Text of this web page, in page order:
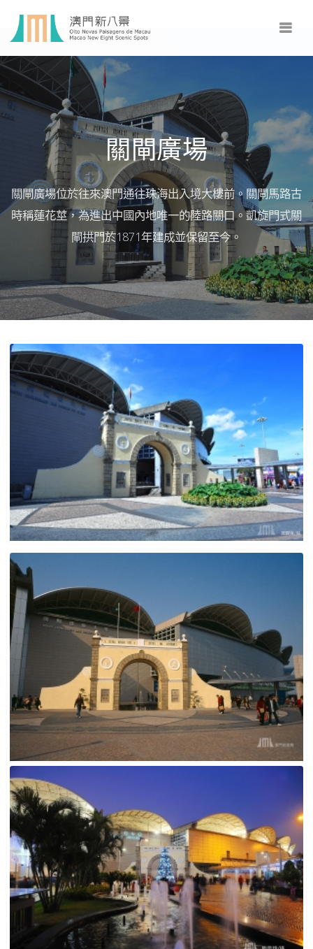
關閘廣場
關閘廣場位於往來澳門通往珠海出入境大樓前。關閘馬路古
時稱蓮花莖，為進出中國內地唯一的陸路關口。凱旋門式關
閘拱門於1871年建成並保留至今。